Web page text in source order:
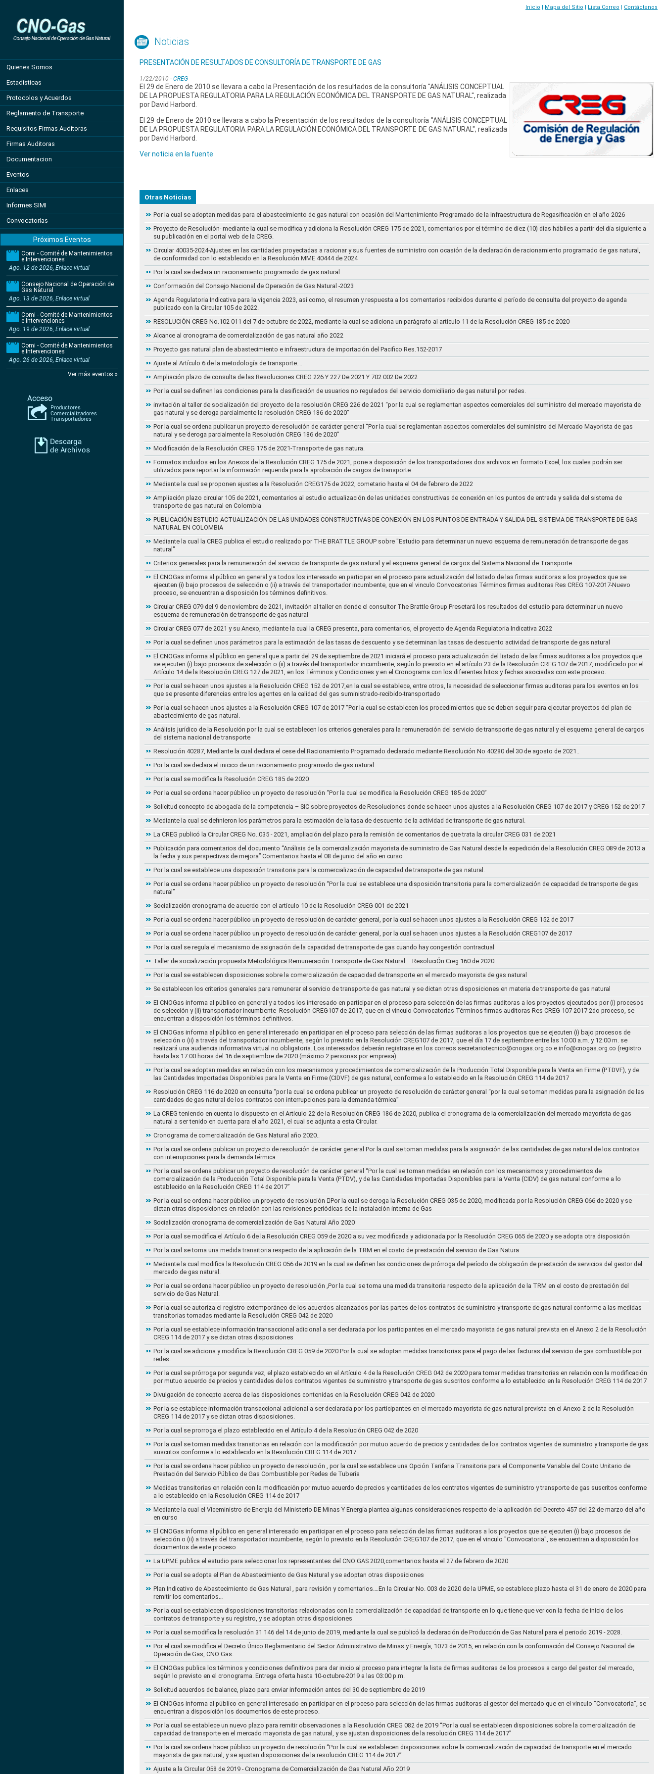
Quienes Somos
Estadisticas
Protocolos y Acuerdos
Reglamento de Transporte
Requisitos Firmas Auditoras
Firmas Auditoras
Documentacion
Eventos
Enlaces
Informes SIMI
Convocatorias
Próximos Eventos
Comi - Comité de Mantenimientos
e Intervenciones
Ago. 12 de 2026, Enlace virtual
Consejo Nacional de Operación de
Gas Natural
Ago. 13 de 2026, Enlace virtual
Comi - Comité de Mantenimientos
e Intervenciones
Ago. 19 de 2026, Enlace virtual
Comi - Comité de Mantenimientos
e Intervenciones
Ago. 26 de 2026, Enlace virtual
Ver más eventos »
Inicio | Mapa del Sitio | Lista Correo | Contáctenos
Noticias
PRESENTACIÓN DE RESULTADOS DE CONSULTORÍA DE TRANSPORTE DE GAS
1/22/2010 - CREG
El 29 de Enero de 2010 se llevara a cabo la Presentación de los resultados de la consultoría "ANÁLISIS CONCEPTUAL
DE LA PROPUESTA REGULATORIA PARA LA REGULACIÓN ECONÓMICA DEL TRANSPORTE DE GAS NATURAL", realizada
por David Harbord.
El 29 de Enero de 2010 se llevara a cabo la Presentación de los resultados de la consultoría "ANÁLISIS CONCEPTUAL
DE LA PROPUESTA REGULATORIA PARA LA REGULACIÓN ECONÓMICA DEL TRANSPORTE DE GAS NATURAL", realizada
por David Harbord.
Ver noticia en la fuente
Otras Noticias
Por la cual se adoptan medidas para el abastecimiento de gas natural con ocasión del Mantenimiento Programado de la Infraestructura de Regasificación en el año 2026
Proyecto de Resolución- mediante la cual se modifica y adiciona la Resolución CREG 175 de 2021, comentarios por el término de diez (10) días hábiles a partir del día siguiente a
su publicación en el portal web de la CREG.
Circular 40035-2024-Ajustes en las cantidades proyectadas a racionar y sus fuentes de suministro con ocasión de la declaración de racionamiento programado de gas natural,
de conformidad con lo establecido en la Resolución MME 40444 de 2024
Por la cual se declara un racionamiento programado de gas natural
Conformación del Consejo Nacional de Operación de Gas Natural -2023
Agenda Regulatoria Indicativa para la vigencia 2023, así como, el resumen y respuesta a los comentarios recibidos durante el período de consulta del proyecto de agenda
publicado con la Circular 105 de 2022.
RESOLUCIÓN CREG No.102 011 del 7 de octubre de 2022, mediante la cual se adiciona un parágrafo al artículo 11 de la Resolución CREG 185 de 2020
Alcance al cronograma de comercialización de gas natural año 2022
Proyecto gas natural plan de abastecimiento e infraestructura de importación del Pacifico Res.152-2017
Ajuste al Artículo 6 de la metodología de transporte….
Ampliación plazo de consulta de las Resoluciones CREG 226 Y 227 De 2021 Y 702 002 De 2022
Por la cual se definen las condiciones para la clasificación de usuarios no regulados del servicio domiciliario de gas natural por redes.
invitación al taller de socialización del proyecto de la resolución CREG 226 de 2021 “por la cual se reglamentan aspectos comerciales del suministro del mercado mayorista de
gas natural y se deroga parcialmente la resolución CREG 186 de 2020”
Por la cual se ordena publicar un proyecto de resolución de carácter general “Por la cual se reglamentan aspectos comerciales del suministro del Mercado Mayorista de gas
natural y se deroga parcialmente la Resolución CREG 186 de 2020”
Modificación de la Resolución CREG 175 de 2021-Transporte de gas natura.
Formatos incluidos en los Anexos de la Resolución CREG 175 de 2021, pone a disposición de los transportadores dos archivos en formato Excel, los cuales podrán ser
utilizados para reportar la información requerida para la aprobación de cargos de transporte
Mediante la cual se proponen ajustes a la Resolución CREG175 de 2022, cometario hasta el 04 de febrero de 2022
Ampliación plazo circular 105 de 2021, comentarios al estudio actualización de las unidades constructivas de conexión en los puntos de entrada y salida del sistema de
transporte de gas natural en Colombia
PUBLICACIÓN ESTUDIO ACTUALIZACIÓN DE LAS UNIDADES CONSTRUCTIVAS DE CONEXIÓN EN LOS PUNTOS DE ENTRADA Y SALIDA DEL SISTEMA DE TRANSPORTE DE GAS
NATURAL EN COLOMBIA
Mediante la cual la CREG publica el estudio realizado por THE BRATTLE GROUP sobre "Estudio para determinar un nuevo esquema de remuneración de transporte de gas
natural"
Criterios generales para la remuneración del servicio de transporte de gas natural y el esquema general de cargos del Sistema Nacional de Transporte
El CNOGas informa al público en general y a todos los interesado en participar en el proceso para actualización del listado de las firmas auditoras a los proyectos que se
ejecuten (i) bajo procesos de selección o (ii) a través del transportador incumbente, que en el vinculo Convocatorias Términos firmas auditoras Res CREG 107-2017-Nuevo
proceso, se encuentran a disposición los términos definitivos.
Circular CREG 079 del 9 de noviembre de 2021, invitación al taller en donde el consultor The Brattle Group Presetará los resultados del estudio para determinar un nuevo
esquema de remuneración de transporte de gas natural
Circular CREG 077 de 2021 y su Anexo, mediante la cual la CREG presenta, para comentarios, el proyecto de Agenda Regulatoria Indicativa 2022
Por la cual se definen unos parámetros para la estimación de las tasas de descuento y se determinan las tasas de descuento actividad de transporte de gas natural
El CNOGas informa al público en general que a partir del 29 de septiembre de 2021 iniciará el proceso para actualización del listado de las firmas auditoras a los proyectos que
se ejecuten (i) bajo procesos de selección o (ii) a través del transportador incumbente, según lo previsto en el artículo 23 de la Resolución CREG 107 de 2017, modificado por el
Artículo 14 de la Resolución CREG 127 de 2021, en los Términos y Condiciones y en el Cronograma con los diferentes hitos y fechas asociadas con este proceso.
Por la cual se hacen unos ajustes a la Resolución CREG 152 de 2017,en la cual se establece, entre otros, la necesidad de seleccionar firmas auditoras para los eventos en los
que se presente diferencias entre los agentes en la calidad del gas suministrado-recibido-transportado
Por la cual se hacen unos ajustes a la Resolución CREG 107 de 2017 “Por la cual se establecen los procedimientos que se deben seguir para ejecutar proyectos del plan de
abastecimiento de gas natural.
Análisis jurídico de la Resolución por la cual se establecen los criterios generales para la remuneración del servicio de transporte de gas natural y el esquema general de cargos
del sistema nacional de transporte
Resolución 40287, Mediante la cual declara el cese del Racionamiento Programado declarado mediante Resolución No 40280 del 30 de agosto de 2021..
Por la cual se declara el inicico de un racionamiento programado de gas natural
Por la cual se modifica la Resolución CREG 185 de 2020
Por la cual se ordena hacer público un proyecto de resolución “Por la cual se modifica la Resolución CREG 185 de 2020”
Solicitud concepto de abogacía de la competencia – SIC sobre proyectos de Resoluciones donde se hacen unos ajustes a la Resolución CREG 107 de 2017 y CREG 152 de 2017
Mediante la cual se definieron los parámetros para la estimación de la tasa de descuento de la actividad de transporte de gas natural.
La CREG publicó la Circular CREG No..035 - 2021, ampliación del plazo para la remisión de comentarios de que trata la circular CREG 031 de 2021
Publicación para comentarios del documento “Análisis de la comercialización mayorista de suministro de Gas Natural desde la expedición de la Resolución CREG 089 de 2013 a
la fecha y sus perspectivas de mejora” Comentarios hasta el 08 de junio del año en curso
Por la cual se establece una disposición transitoria para la comercialización de capacidad de transporte de gas natural.
Por la cual se ordena hacer público un proyecto de resolución “Por la cual se establece una disposición transitoria para la comercialización de capacidad de transporte de gas
natural”
Socialización cronograma de acuerdo con el artículo 10 de la Resolución CREG 001 de 2021
Por la cual se ordena hacer público un proyecto de resolución de carácter general, por la cual se hacen unos ajustes a la Resolución CREG 152 de 2017
Por la cual se ordena hacer público un proyecto de resolución de carácter general, por la cual se hacen unos ajustes a la Resolución CREG107 de 2017
Por la cual se regula el mecanismo de asignación de la capacidad de transporte de gas cuando hay congestión contractual
Taller de socialización propuesta Metodológica Remuneración Transporte de Gas Natural – ResoluciÓn Creg 160 de 2020
Por la cual se establecen disposiciones sobre la comercialización de capacidad de transporte en el mercado mayorista de gas natural
Se establecen los criterios generales para remunerar el servicio de transporte de gas natural y se dictan otras disposiciones en materia de transporte de gas natural
El CNOGas informa al público en general y a todos los interesado en participar en el proceso para selección de las firmas auditoras a los proyectos ejecutados por (i) procesos
de selección y (ii) transportador incumbente- Resolución CREG107 de 2017, que en el vinculo Convocatorias Términos firmas auditoras Res CREG 107-2017-2do proceso, se
encuentran a disposición los términos definitivos.
El CNOGas informa al público en general interesado en participar en el proceso para selección de las firmas auditoras a los proyectos que se ejecuten (i) bajo procesos de
selección o (ii) a través del transportador incumbente, según lo previsto en la Resolución CREG107 de 2017, que el día 17 de septiembre entre las 10:00 a.m. y 12:00 m. se
realizará una audiencia informativa virtual no obligatoria. Los interesados deberán registrase en los correos secretariotecnico@cnogas.org.co e info@cnogas.org.co (registro
hasta las 17:00 horas del 16 de septiembre de 2020 (máximo 2 personas por empresa).
Por la cual se adoptan medidas en relación con los mecanismos y procedimientos de comercialización de la Producción Total Disponible para la Venta en Firme (PTDVF), y de
las Cantidades Importadas Disponibles para la Venta en Firme (CIDVF) de gas natural, conforme a lo establecido en la Resolución CREG 114 de 2017
Resolución CREG 116 de 2020 en consulta “por la cual se ordena publicar un proyecto de resolución de carácter general “por la cual se toman medidas para la asignación de las
cantidades de gas natural de los contratos con interrupciones para la demanda térmica”
La CREG teniendo en cuenta lo dispuesto en el Artículo 22 de la Resolución CREG 186 de 2020, publica el cronograma de la comercialización del mercado mayorista de gas
natural a ser tenido en cuenta para el año 2021, el cual se adjunta a esta Circular.
Cronograma de comercialización de Gas Natural año 2020..
Por la cual se ordena publicar un proyecto de resolución de carácter general Por la cual se toman medidas para la asignación de las cantidades de gas natural de los contratos
con interrupciones para la demanda térmica
Por la cual se ordena publicar un proyecto de resolución de carácter general “Por la cual se toman medidas en relación con los mecanismos y procedimientos de
comercialización de la Producción Total Disponible para la Venta (PTDV), y de las Cantidades Importadas Disponibles para la Venta (CIDV) de gas natural conforme a lo
establecido en la Resolución CREG 114 de 2017”
Por la cual se ordena hacer público un proyecto de resolución 􀂴Por la cual se deroga la Resolución CREG 035 de 2020, modificada por la Resolución CREG 066 de 2020 y se
dictan otras disposiciones en relación con las revisiones periódicas de la instalación interna de Gas
Socialización cronograma de comercialización de Gas Natural Año 2020
Por la cual se modifica el Artículo 6 de la Resolución CREG 059 de 2020 a su vez modificada y adicionada por la Resolución CREG 065 de 2020 y se adopta otra disposición
Por la cual se toma una medida transitoria respecto de la aplicación de la TRM en el costo de prestación del servicio de Gas Natura
Mediante la cual modifica la Resolución CREG 056 de 2019 en la cual se definen las condiciones de prórroga del período de obligación de prestación de servicios del gestor del
mercado de gas natural.
Por la cual se ordena hacer público un proyecto de resolución ,Por la cual se toma una medida transitoria respecto de la aplicación de la TRM en el costo de prestación del
servicio de Gas Natural.
Por la cual se autoriza el registro extemporáneo de los acuerdos alcanzados por las partes de los contratos de suministro y transporte de gas natural conforme a las medidas
transitorias tomadas mediante la Resolución CREG 042 de 2020
Por la cual se establece información transaccional adicional a ser declarada por los participantes en el mercado mayorista de gas natural prevista en el Anexo 2 de la Resolución
CREG 114 de 2017 y se dictan otras disposiciones
Por la cual se adiciona y modifica la Resolución CREG 059 de 2020 Por la cual se adoptan medidas transitorias para el pago de las facturas del servicio de gas combustible por
redes.
Por la cual se prórroga por segunda vez, el plazo establecido en el Artículo 4 de la Resolución CREG 042 de 2020 para tomar medidas transitorias en relación con la modificación
por mutuo acuerdo de precios y cantidades de los contratos vigentes de suministro y transporte de gas suscritos conforme a lo establecido en la Resolución CREG 114 de 2017
Divulgación de concepto acerca de las disposiciones contenidas en la Resolución CREG 042 de 2020
Por la se establece información transaccional adicional a ser declarada por los participantes en el mercado mayorista de gas natural prevista en el Anexo 2 de la Resolución
CREG 114 de 2017 y se dictan otras disposiciones.
Por la cual se prorroga el plazo establecido en el Artículo 4 de la Resolución CREG 042 de 2020
Por la cual se toman medidas transitorias en relación con la modificación por mutuo acuerdo de precios y cantidades de los contratos vigentes de suministro y transporte de gas
suscritos conforme a lo establecido en la Resolución CREG 114 de 2017
Por la cual se ordena hacer público un proyecto de resolución , por la cual se establece una Opción Tarifaria Transitoria para el Componente Variable del Costo Unitario de
Prestación del Servicio Público de Gas Combustible por Redes de Tubería
Medidas transitorias en relación con la modificación por mutuo acuerdo de precios y cantidades de los contratos vigentes de suministro y transporte de gas suscritos conforme
a lo establecido en la Resolución CREG 114 de 2017
Mediante la cual el Viceministro de Energía del Ministerio DE Minas Y Energía plantea algunas consideraciones respecto de la aplicación del Decreto 457 del 22 de marzo del año
en curso
El CNOGas informa al público en general interesado en participar en el proceso para selección de las firmas auditoras a los proyectos que se ejecuten (i) bajo procesos de
selección o (ii) a través del transportador incumbente, según lo previsto en la Resolución CREG107 de 2017, que en el vinculo "Convocatoria", se encuentran a disposición los
documentos de este proceso
La UPME publica el estudio para seleccionar los representantes del CNO GAS 2020,comentarios hasta el 27 de febrero de 2020
Por la cual se adopta el Plan de Abastecimiento de Gas Natural y se adoptan otras disposiciones
Plan Indicativo de Abastecimiento de Gas Natural , para revisión y comentarios….En la Circular No. 003 de 2020 de la UPME, se establece plazo hasta el 31 de enero de 2020 para
remitir los comentarios…
Por la cual se establecen disposiciones transitorias relacionadas con la comercialización de capacidad de transporte en lo que tiene que ver con la fecha de inicio de los
contratos de transporte y su registro, y se adoptan otras disposiciones
Por la cual se modifica la resolución 31 146 del 14 de junio de 2019, mediante la cual se publicó la declaración de Producción de Gas Natural para el periodo 2019 - 2028.
Por el cual se modifica el Decreto Único Reglamentario del Sector Administrativo de Minas y Energía, 1073 de 2015, en relación con la conformación del Consejo Nacional de
Operación de Gas, CNO Gas.
El CNOGas publica los términos y condiciones definitivos para dar inicio al proceso para integrar la lista de firmas auditoras de los procesos a cargo del gestor del mercado,
según lo previsto en el cronograma. Entrega oferta hasta 10-octubre-2019 a las 03:00 p.m.
Solicitud acuerdos de balance, plazo para enviar información antes del 30 de septiembre de 2019
El CNOGas informa al público en general interesado en participar en el proceso para selección de las firmas auditoras al gestor del mercado que en el vinculo "Convocatoria", se
encuentran a disposición los documentos de este proceso.
Por la cual se establece un nuevo plazo para remitir observaciones a la Resolución CREG 082 de 2019 “Por la cual se establecen disposiciones sobre la comercialización de
capacidad de transporte en el mercado mayorista de gas natural, y se ajustan disposiciones de la resolución CREG 114 de 2017”
Por la cual se ordena hacer público un proyecto de resolución “Por la cual se establecen disposiciones sobre la comercialización de capacidad de transporte en el mercado
mayorista de gas natural, y se ajustan disposiciones de la resolución CREG 114 de 2017”
Ajuste a la Circular 058 de 2019 - Cronograma de Comercialización de Gas Natural Año 2019